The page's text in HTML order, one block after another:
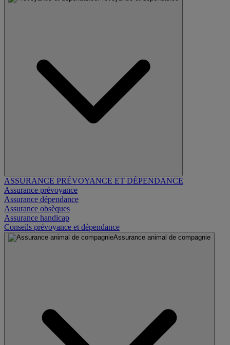
ASSURANCE PRÉVOYANCE ET DÉPENDANCE
Assurance prévoyance
Assurance dépendance
Assurance obsèques
Assurance handicap
Conseils prévoyance et dépendance
Assurance animal de compagnie